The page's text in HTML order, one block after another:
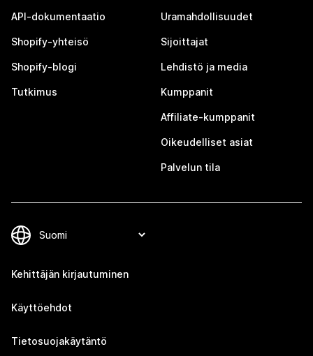
API-dokumentaatio
Shopify-yhteisö
Shopify-blogi
Tutkimus
Uramahdollisuudet
Sijoittajat
Lehdistö ja media
Kumppanit
Affiliate-kumppanit
Oikeudelliset asiat
Palvelun tila
Kehittäjän kirjautuminen
Käyttöehdot
Tietosuojakäytäntö